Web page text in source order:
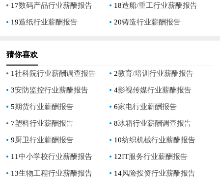
17数码产品行业薪酬报告 18造船/重工行业薪酬报告
19造纸行业薪酬报告 20铸造行业薪酬报告
猜你喜欢
1社科院行业薪酬调查报告 2教育/培训行业薪酬报告
3安防监控行业薪酬报告 4影视传媒行业薪酬报告
5期货行业薪酬报告 6家电行业薪酬报告
7塑料行业薪酬报告 8冰箱行业薪酬调查报告
9厨卫行业薪酬报告 10纺织机械行业薪酬报告
11中小学校行业薪酬报告 12IT服务行业薪酬报告
13生物工程行业薪酬报告 14风险投资行业薪酬报告